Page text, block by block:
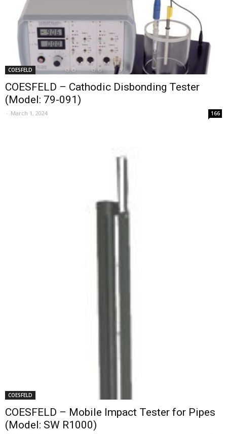
COESFELD
COESFELD – Cathodic Disbonding Tester
(Model: 79-091)
- March 1, 2024 166
COESFELD
COESFELD – Mobile Impact Tester for Pipes
(Model: SW R1000)